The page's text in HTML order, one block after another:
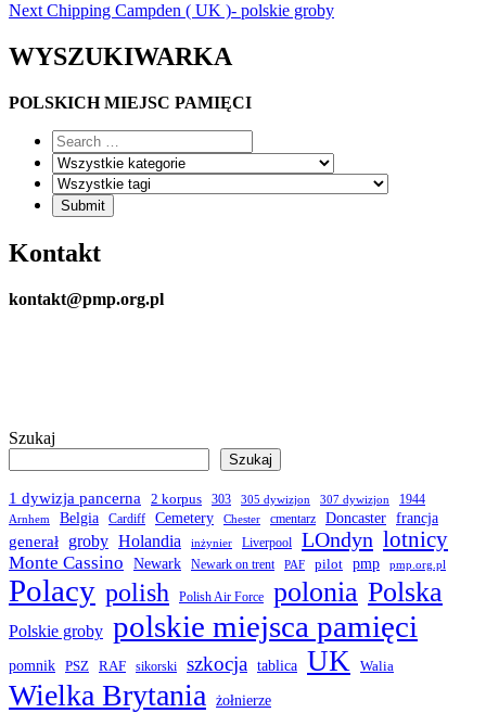
Next Chipping Campden ( UK )- polskie groby
WYSZUKIWARKA
POLSKICH MIEJSC PAMIĘCI
Kontakt
kontakt@pmp.org.pl
Szukaj
Szukaj
1 dywizja pancerna 2 korpus 303 305 dywizjon 307 dywizjon 1944
Arnhem Belgia Cardiff Cemetery Chester cmentarz Doncaster francja
generał
groby Holandia inżynier Liverpool LOndyn lotnicy
Monte Cassino Newark Newark on trent PAF pilot pmp pmp.org.pl
Polacy polish Polish Air Force polonia Polska
Polskie groby polskie miejsca pamięci
pomnik PSZ RAF sikorski szkocja tablica UK Walia
Wielka Brytania żołnierze